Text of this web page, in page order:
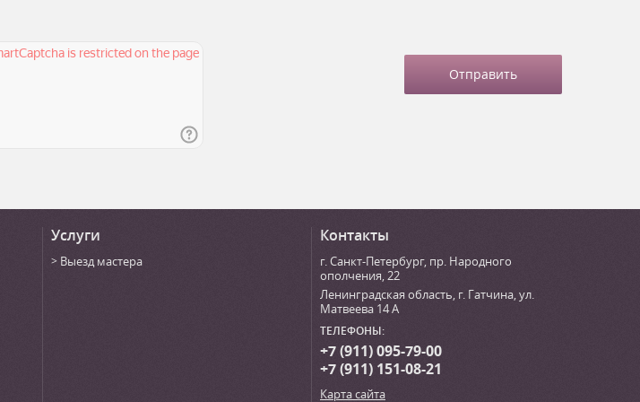
Услуги
Выезд мастера
Контакты
г. Санкт-Петербург, пр. Народного
ополчения, 22
Ленинградская область, г. Гатчина,ул.
Матвеева 14 А
ТЕЛЕФОНЫ:
+7 (911) 095-79-00
+7 (911) 151-08-21
Карта сайта